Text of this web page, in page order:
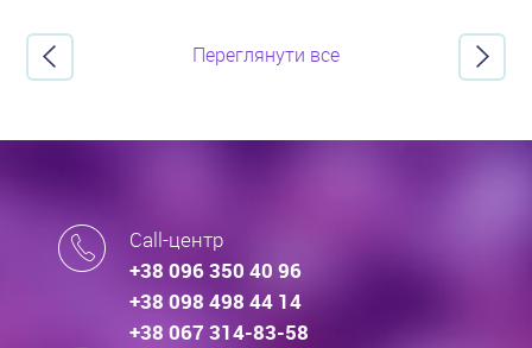
Переглянути все
Call-центр
+38 096 350 40 96
+38 098 498 44 14
+38 067 314-83-58